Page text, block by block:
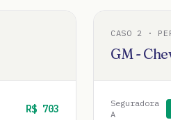
R$ 703
CASO 2 ·
GM -
Seguradora
A